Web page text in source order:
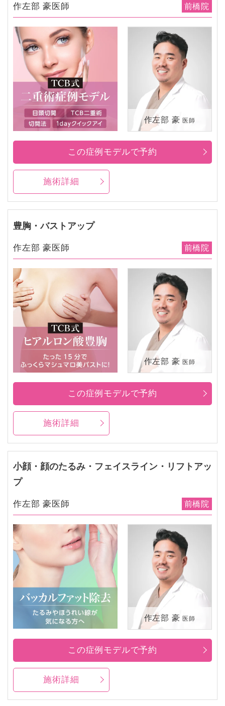
作左部 豪医師 前橋院
作左部 豪 医師
施術詳細
この症例モデルで予約
豊胸・バストアップ
作左部 豪医師 前橋院
作左部 豪 医師
施術詳細
この症例モデルで予約
小顔・顔のたるみ・フェイスライン・リフトアッ
プ
作左部 豪医師 前橋院
作左部 豪 医師
施術詳細
この症例モデルで予約